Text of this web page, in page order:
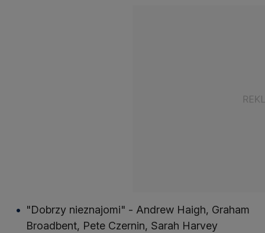
"Dobrzy nieznajomi" - Andrew Haigh, Graham
Broadbent, Pete Czernin, Sarah Harvey